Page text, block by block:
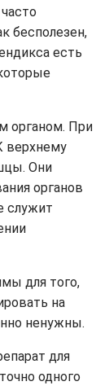
бесполезен,
есть
органом. При
верхнему
Они
органов
служит
для того,
на
ненужны.
для
одного